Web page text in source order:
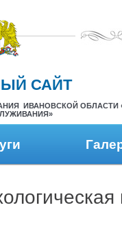
САЙТ
ИВАНОВСКОЙ ОБЛАСТИ